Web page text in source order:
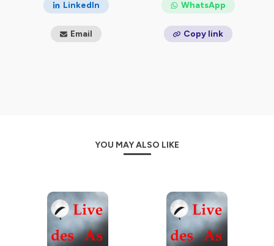
LinkedIn WhatsApp
Email Copy link
YOU MAY ALSO LIKE